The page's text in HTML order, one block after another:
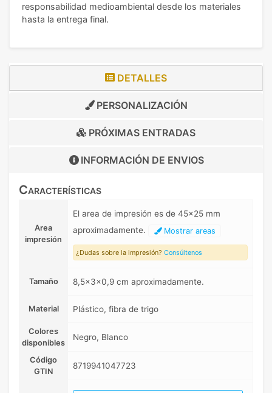
responsabilidad medioambiental desde los materiales
hasta la entrega final.
DETALLES
PERSONALIZACIÓN
PRÓXIMAS ENTRADAS
INFORMACIÓN DE ENVIOS
Características
Area
impresión
El area de impresión es de 45x25 mm
aproximadamente.
Mostrar areas
¿Dudas sobre la impresión? Consúltenos
Tamaño 8,5x3x0,9 cm aproximadamente.
Material Plástico, fibra de trigo
Colores
disponibles
Negro, Blanco
Código
GTIN
8719941047723